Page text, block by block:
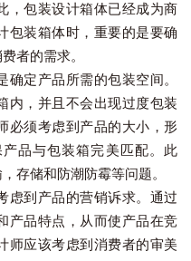
，包装设计箱体已经成为商
包装箱体时，重要的是要确
者的需求。
定产品所需的包装空间。
内，并且不会出现过度包装
必须考虑到产品的大小，形
品与包装箱完美匹配。此
存储和防潮防霉等问题。
虑到产品的营销诉求。通过
产品特点，从而使产品在竞
师应该考虑到消费者的审美